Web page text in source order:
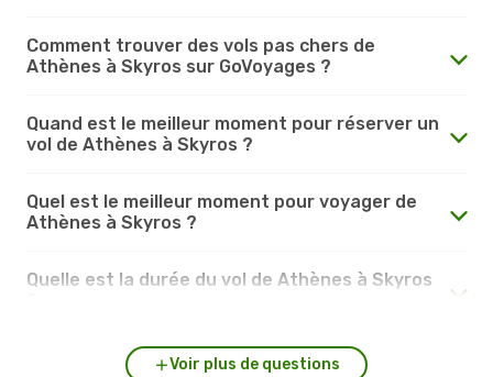
Comment trouver des vols pas chers de
Athènes à Skyros sur GoVoyages ?
Quand est le meilleur moment pour réserver un
vol de Athènes à Skyros ?
Quel est le meilleur moment pour voyager de
Athènes à Skyros ?
Quelle est la durée du vol de Athènes à Skyros
Voir plus de questions